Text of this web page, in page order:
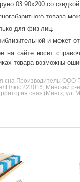
03 90x200 со
товара
для физ лиц.
и может
на сайте носит
товара возможны
сна Производитель:
223016, Минский р-н
сна» (Минск, ул.